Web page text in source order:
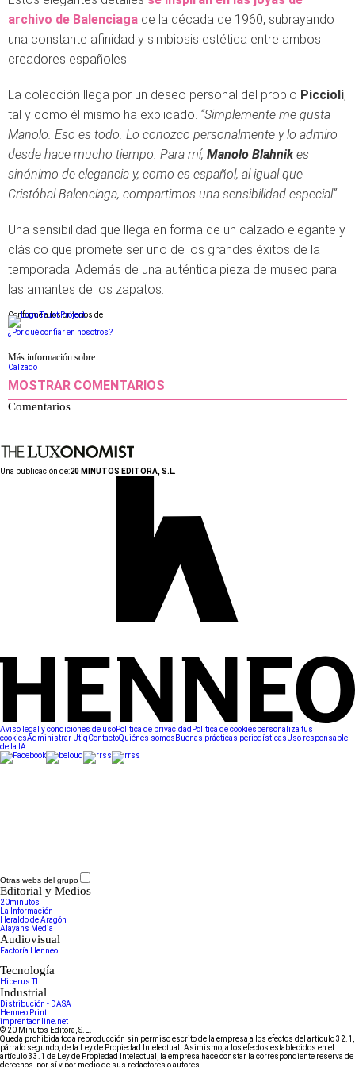
archivo de Balenciaga de la década de 1960, subrayando
una constante afinidad y simbiosis estética entre ambos
creadores españoles.
La colección llega por un deseo personal del propio Piccioli,
tal y como él mismo ha explicado. “Simplemente me gusta
Manolo. Eso es todo. Lo conozco personalmente y lo admiro
desde hace mucho tiempo. Para mí, Manolo Blahnikes
sinónimo de elegancia y, como es español, al igual que
Cristóbal Balenciaga, compartimos una sensibilidad especial”.
Una sensibilidad que llega en forma de un calzado elegante y
clásico que promete ser uno de los grandes éxitos de la
temporada. Además de una auténtica pieza de museo para
las amantes de los zapatos.
Conforme a los criterios de
¿Por qué confiar en nosotros?
Más información sobre:
Calzado
MOSTRAR COMENTARIOS
Comentarios
Una publicación de:20 MINUTOS EDITORA, S.L.
Aviso legal y condiciones de usoPolítica de privacidad Política de cookiespersonaliza tus
cookiesAdministrar UtiqContactoQuiénes somos Buenas prácticas periodísticasUso responsable
de la IA
Otras webs del grupo
Editorial y Medios
20minutos
La Información
Heraldo de Aragón
Alayans Media
Audiovisual
Factoría Henneo
Tecnología
Hiberus TI
Industrial
Distribución - DASA
Henneo Print
imprentaonline.net
© 20 Minutos Editora, S.L.
Queda prohibida toda reproducción sin permiso escrito de la empresa a los efectos del artículo 32.1,
párrafo segundo, de la Ley de Propiedad Intelectual. Asimismo, a los efectos establecidos en el
artículo 33.1 de Ley de Propiedad Intelectual, la empresa hace constar la correspondiente reserva de
derechos, por sí y por medio de sus redactores o autores.